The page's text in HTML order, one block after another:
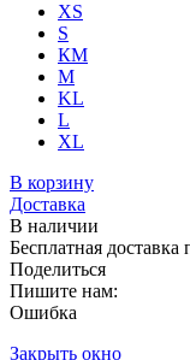
XS
S
КМ
M
KL
L
XL
В корзину
Доставка
В наличии
Бесплатная
Поделиться
Пишите нам:
Ошибка
Закрыть окно